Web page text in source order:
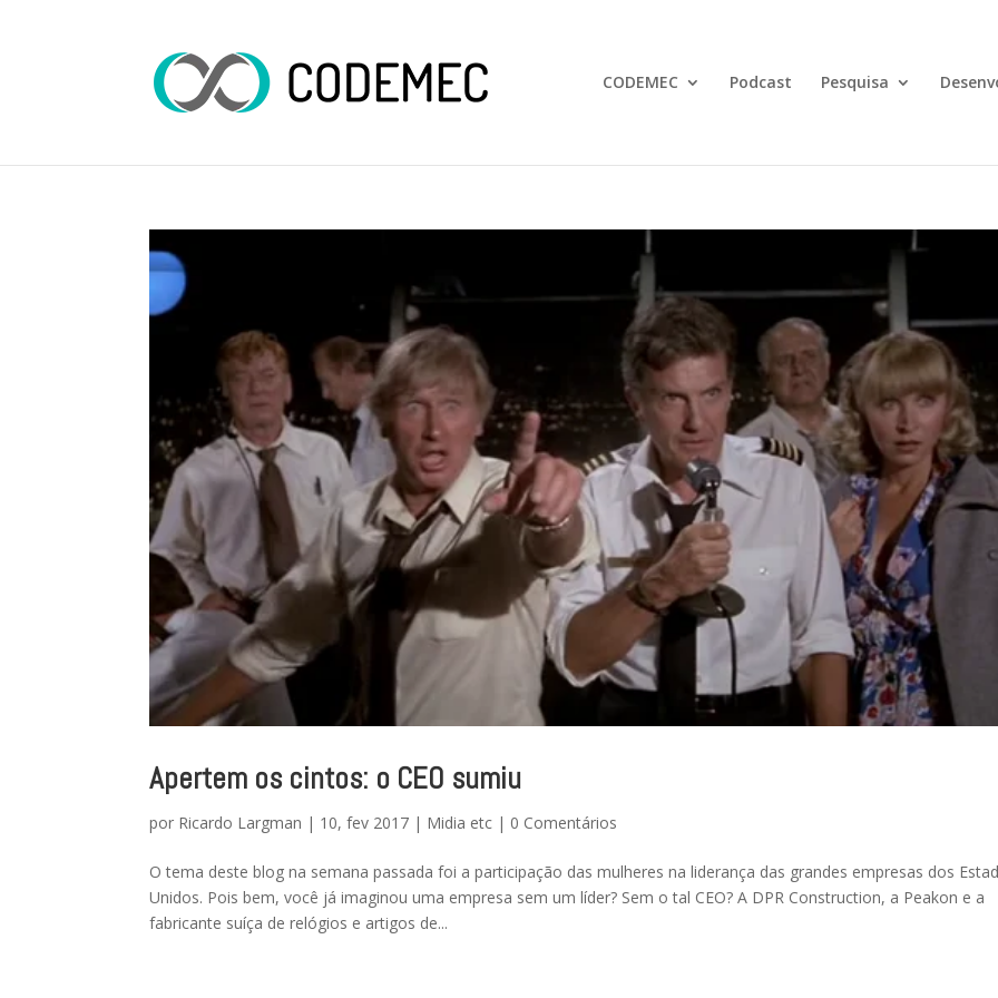
CODEMEC Podcast Pesquisa
Apertem os cintos: o CEO sumiu
por Ricardo Largman | 10, fev 2017 | Midia etc | 0 Comentários
O tema deste blog na semana passada foi a participação das mulheres na liderança das grandes empresas dos
Unidos. Pois bem, você já imaginou uma empresa sem um líder? Sem o tal CEO? A DPR Construction, a Peakon e a
fabricante suíça de relógios e artigos de...